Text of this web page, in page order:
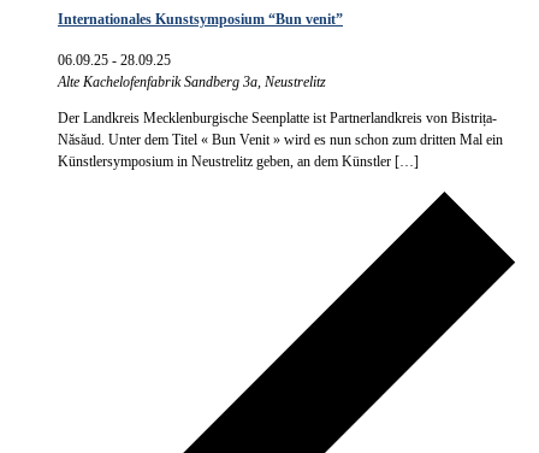
Internationales Kunstsymposium “Bun venit”
06.09.25 - 28.09.25
Alte KachelofenfabrikSandberg 3a, Neustrelitz
Der Landkreis Mecklenburgische Seenplatte ist Partnerlandkreis von Bistrița-
Năsăud. Unter dem Titel « Bun Venit » wird es nun schon zum dritten Mal ein
Künstlersymposium in Neustrelitz geben, an dem Künstler […]